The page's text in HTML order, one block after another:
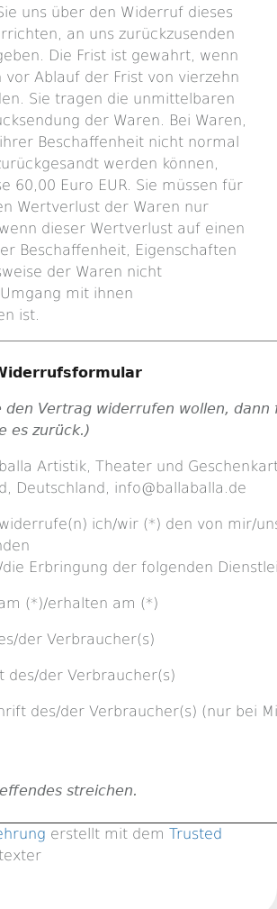
uns über den Widerruf dieses
an uns zurückzusenden
Die Frist ist gewahrt, wenn
vor Ablauf der Frist von vierzehn
Sie tragen die unmittelbaren
der Waren. Bei Waren,
Beschaffenheit nicht normal
werden können,
60,00 Euro EUR. Sie müssen für
Wertverlust der Waren nur
dieser Wertverlust auf einen
Beschaffenheit, Eigenschaften
der Waren nicht
mit ihnen
ist.
den Vertrag widerrufen wollen,
es zurück.)
Artistik, Theater und
Deutschland, info@ballaballa.de
ich/wir (*) den von mir/
Erbringung der folgenden
(*)/erhalten am (*)
der Verbraucher(s)
des/der Verbraucher(s)
des/der Verbraucher(s) (nur bei
streichen.
erstellt mit dem Trusted